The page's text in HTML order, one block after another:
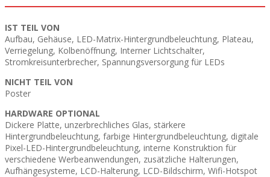
IST TEIL VON
Aufbau, Gehäuse, LED-Matrix-Hintergrundbeleuchtung, Plateau,
Verriegelung, Kolbenöffnung, Interner Lichtschalter,
Stromkreisunterbrecher, Spannungsversorgung für LEDs
NICHT TEIL VON
Poster
HARDWARE OPTIONAL
Dickere Platte, unzerbrechliches Glas, stärkere
Hintergrundbeleuchtung, farbige Hintergrundbeleuchtung, digitale
Pixel-LED-Hintergrundbeleuchtung, interne Konstruktion für
verschiedene Werbeanwendungen, zusätzliche Halterungen,
Aufhängesysteme, LCD-Halterung, LCD-Bildschirm, Wifi-Hotspot